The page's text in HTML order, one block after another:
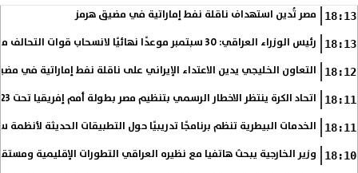
18:13 مصر تُدين استهداف ناقلة نفط إماراتية في مضيق هرمز
18:13 رئيس الوزراء العراقي: 30 سبتمبر موعدًا نهائيًا لانسحاب قوات التحالف من العراق
18:12 التعاون الخليجي يدين الاعتداء الإيراني على ناقلة نفط إماراتية في
18:11 اتحاد الكرة ينتظر الاخطار الرسمي بتنظيم مصر بطولة أمم إفريقيا تحت 23 عاما
18:11 الخدمات البيطرية تنظم برنامجًا تدريبيًا حول التطبيقات الحديثة لأنظمة
18:10 وزير الخارجية يبحث هاتفيا مع نظيره العراقي التطورات الإقليمية